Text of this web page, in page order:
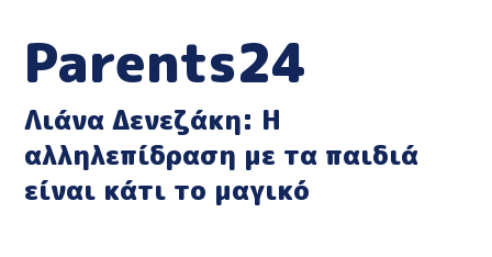
Parents24
Λιάνα Δενεζάκη: Η
αλληλεπίδραση με τα παιδιά
είναι κάτι το μαγικό